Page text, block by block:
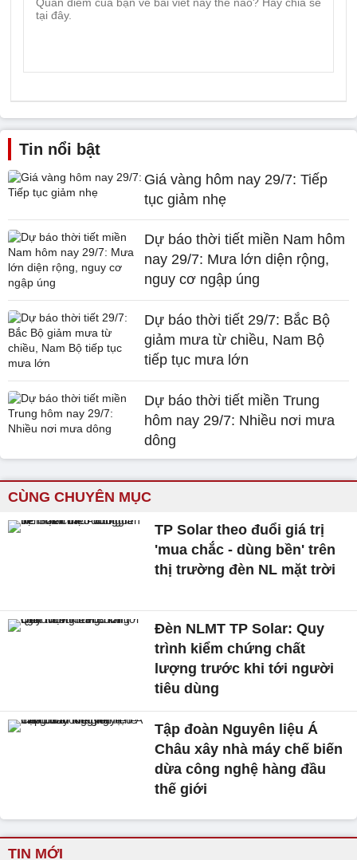
Tin nổi bật
Giá vàng hôm nay 29/7: Tiếp
tục giảm nhẹ
Dự báo thời tiết miền Nam hôm
nay 29/7: Mưa lớn diện rộng,
nguy cơ ngập úng
Dự báo thời tiết 29/7: Bắc Bộ
giảm mưa từ chiều, Nam Bộ
tiếp tục mưa lớn
Dự báo thời tiết miền Trung
hôm nay 29/7: Nhiều nơi mưa
dông
CÙNG CHUYÊN MỤC
TP Solar theo đuổi giá trị
'mua chắc - dùng bền' trên
thị trường đèn NL mặt trời
Đèn NLMT TP Solar: Quy
trình kiểm chứng chất
lượng trước khi tới người
tiêu dùng
Tập đoàn Nguyên liệu Á
Châu xây nhà máy chế biến
dừa công nghệ hàng đầu
thế giới
TIN MỚI